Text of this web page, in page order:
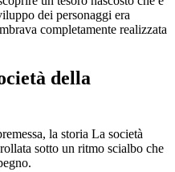
dei personaggi era
completamente realizzata
della
la storia La società
sotto un ritmo scialbo che